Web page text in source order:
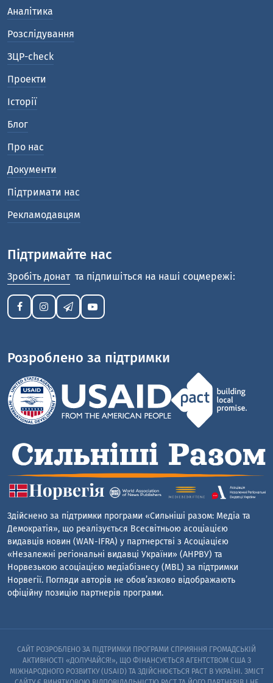
Аналітика
Розслідування
ЗЦР-check
Проекти
Історії
Блог
Про нас
Документи
Підтримати нас
Рекламодавцям
Підтримайте нас
Зробіть донат та підпишіться на наші соцмережі:
Розроблено за підтримки
Здійснено за підтримки програми «Сильніші разом: Медіа та
Демократія», що реалізується Всесвітньою асоціацією
видавців новин (WAN-IFRA) у партнерстві з Асоціацією
«Незалежні регіональні видавці України» (АНРВУ) та
Норвезькою асоціацією медіабізнесу (MBL) за підтримки
Норвегії. Погляди авторів не обов’язково відображають
офіційну позицію партнерів програми.
САЙТ РОЗРОБЛЕНО ЗА ПІДТРИМКИ ПРОГРАМИ СПРИЯННЯ ГРОМАДСЬКІЙ
АКТИВНОСТІ «ДОЛУЧАЙСЯ!», ЩО ФІНАНСУЄТЬСЯ АГЕНТСТВОМ США З
МІЖНАРОДНОГО РОЗВИТКУ (USAID) ТА ЗДІЙСНЮЄТЬСЯ PACT В УКРАЇНІ. ЗМІСТ